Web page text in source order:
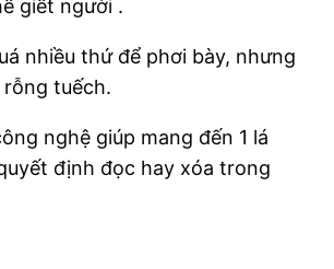
giết người .
nhiều thứ để phơi bày, nhưng
tuếch.
nghệ giúp mang đến 1 lá
định đọc hay xóa trong